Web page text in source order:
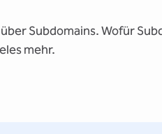
Subdomains. Wofür
mehr.